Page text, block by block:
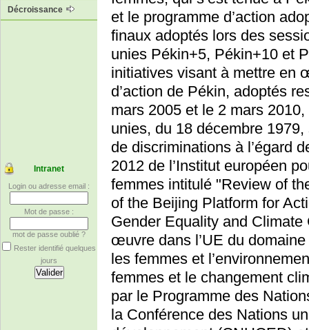
Décroissance
Intranet
Login ou adresse email :
Mot de passe :
mot de passe oublié ?
Rester identifié quelques
jours
et le programme d’action
finaux adoptés lors des
unies Pékin+5, Pékin+10 et
initiatives visant à mettre en
d’action de Pékin, adoptés
mars 2005 et le 2 mars
unies, du 18 décembre
de discriminations à l’égard
2012 de l’Institut européen
femmes intitulé "Review of
of the Beijing Platform for
Gender Equality and
œuvre dans l’UE du
les femmes et
femmes et le changement
par le Programme des
la Conférence des Nations